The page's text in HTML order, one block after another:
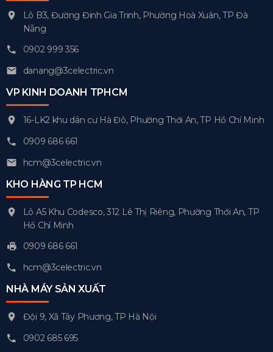
Lô B3, Đường Đinh Gia Trinh, Phường Hoà Xuân, TP Đà
Nẵng
0902 999 356
danang@3celectric.vn
VP KINH DOANH TPHCM
16-LK2 khu dân cư Hà Đô, Phường Thới An, TP Hồ Chí Minh
0909 686 661
hcm@3celectric.vn
KHO HÀNG TP HCM
Lô A5 Khu Codesco, 312 Lê Thị Riêng, Phường Thới An, TP
Hồ Chí Minh
0909 686 661
hcm@3celectric.vn
NHÀ MÁY SẢN XUẤT
Đội 9, Xã Tây Phương, TP Hà Nội
0902 685 695